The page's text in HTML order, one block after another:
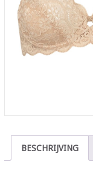
BESCHRIJVING